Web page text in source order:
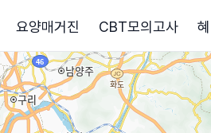
요양매거진 CBT모의고사